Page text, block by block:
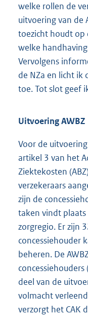
welke rollen de
uitvoering van de
toezicht houdt op
welke
Vervolgens
de NZa en licht ik
toe. Tot slot geef
Uitvoering AWBZ
Voor de
artikel 3 van het
Ziektekosten
verzekeraars
zijn de
taken vindt
zorgregio. Er zijn
concessiehouder
beheren. De
deel van de
volmacht
verzorgt het CAK